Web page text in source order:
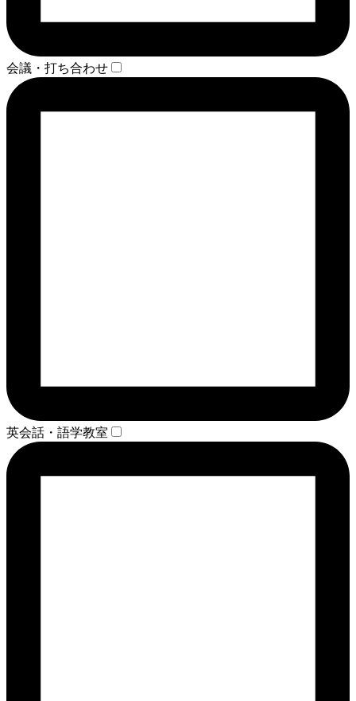
会議・打ち合わせ
英会話・語学教室